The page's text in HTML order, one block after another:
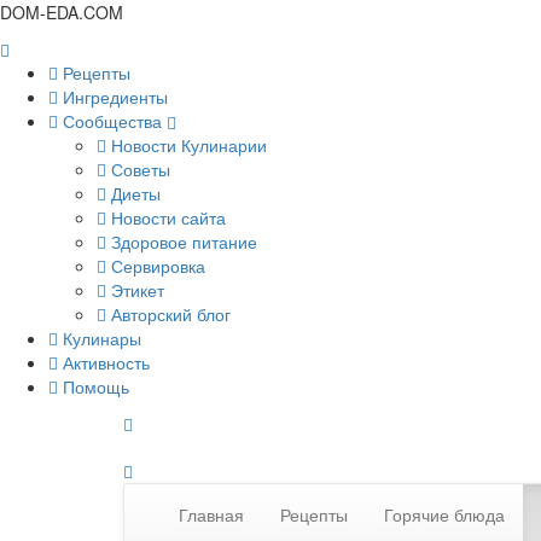
DOM-EDA.COM
Рецепты
Ингредиенты
Сообщества
Новости Кулинарии
Советы
Диеты
Новости сайта
Здоровое питание
Сервировка
Этикет
Авторский блог
Кулинары
Активность
Помощь
Главная Рецепты Горячие блюда